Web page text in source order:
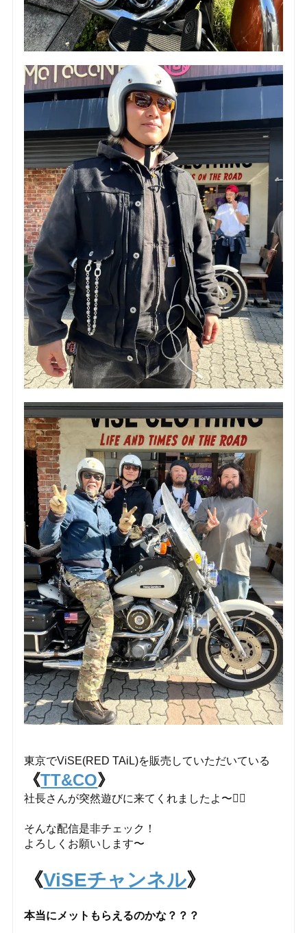
東京でViSE(RED TAiL)を販売していただいている
《TT&CO》
社長さんが突然遊びに来てくれましたよ〜🙇‍♂️
そんな配信是非チェック！
よろしくお願いします〜
《ViSEチャンネル》
本当にメットもらえるのかな？？？